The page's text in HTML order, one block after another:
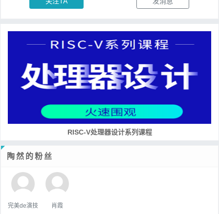
RISC-V处理器设计系列课程
陶然的粉丝
完美de演技 肖霞